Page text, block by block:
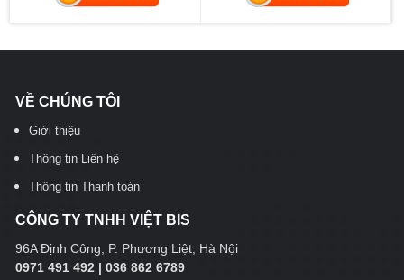
VỀ CHÚNG TÔI
Giới thiệu
Thông tin Liên hệ
Thông tin Thanh toán
CÔNG TY TNHH VIỆT BIS
96A Định Công, P. Phương Liệt, Hà Nội
0971 491 492 | 036 862 6789